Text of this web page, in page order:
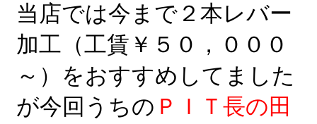
当店では今まで２本レバー
加工（工賃￥５０，０００
～）をおすすめしてました
が今回うちの ＰＩＴ長の田